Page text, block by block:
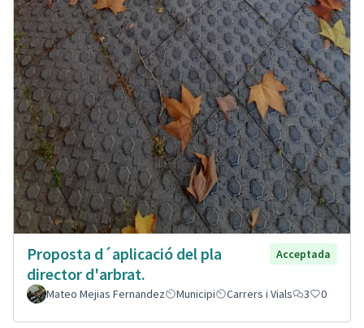
Proposta d´aplicació del pla
director d'arbrat.
Acceptada
Mateo Mejias Fernandez Municipi Carrers i Vials 3 0